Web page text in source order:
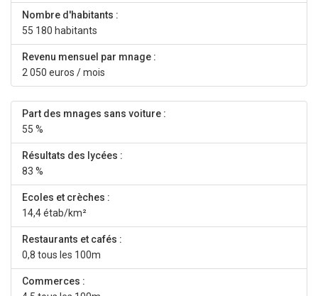
Nombre d'habitants :
55 180 habitants
Revenu mensuel par mnage :
2 050 euros / mois
Part des mnages sans voiture :
55 %
Résultats des lycées :
83 %
Ecoles et crèches :
14,4 étab/km²
Restaurants et cafés :
0,8 tous les 100m
Commerces :